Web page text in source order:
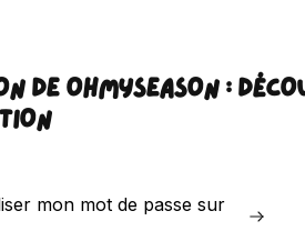
DE OHMYSEASON :
mon mot de passe sur